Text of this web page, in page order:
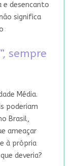
e desencanto
significa
sempre
Média.
poderiam
Brasil,
ameaçar
à própria
deveria?